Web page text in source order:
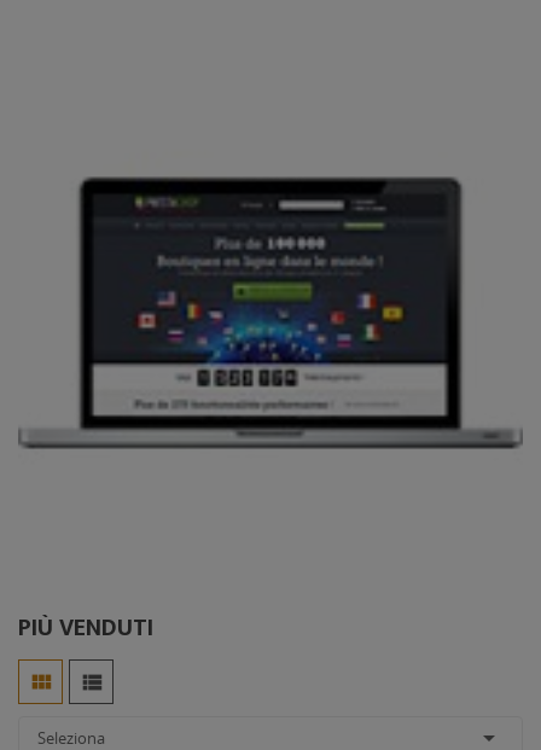
PIÙ VENDUTI
 
Seleziona 